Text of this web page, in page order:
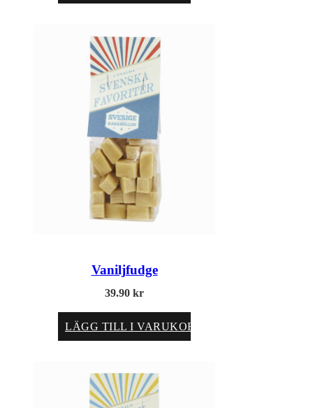
LÄGG TILL I VARUKORG
Vaniljfudge
39.90 kr